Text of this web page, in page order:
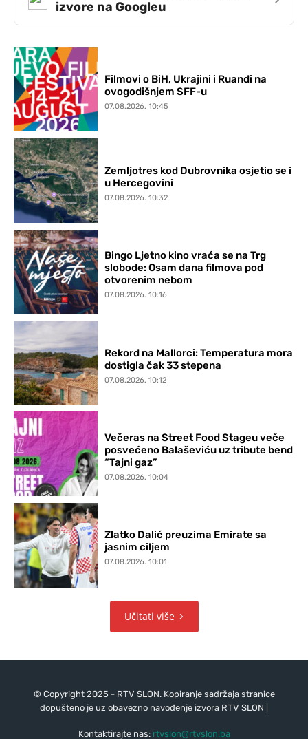
izvore na Googleu
Filmovi o BiH, Ukrajini i Ruandi na
ovogodišnjem SFF-u
07.08.2026. 10:45
Zemljotres kod Dubrovnika osjetio se i
u Hercegovini
07.08.2026. 10:32
Bingo Ljetno kino vraća se na Trg
slobode: Osam dana filmova pod
otvorenim nebom
07.08.2026. 10:16
Rekord na Mallorci: Temperatura mora
dostigla čak 33 stepena
07.08.2026. 10:12
Večeras na Street Food Stageu veče
posvećeno Balaševiću uz tribute bend
“Tajni gaz”
07.08.2026. 10:04
Zlatko Dalić preuzima Emirate sa
jasnim ciljem
07.08.2026. 10:01
Učitati više
© Copyright 2025 - RTV SLON. Kopiranje sadržaja stranice
dopušteno je uz obavezno navođenje izvora RTV SLON |
Kontaktirajte nas: rtvslon@rtvslon.ba